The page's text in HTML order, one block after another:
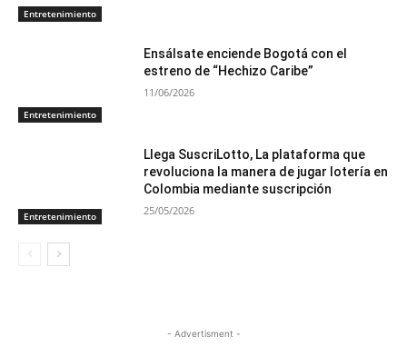
Entretenimiento
Entretenimiento
Ensálsate enciende Bogotá con el
estreno de “Hechizo Caribe”
11/06/2026
Entretenimiento
Llega SuscriLotto, La plataforma que
revoluciona la manera de jugar lotería en
Colombia mediante suscripción
25/05/2026
- Advertisment -